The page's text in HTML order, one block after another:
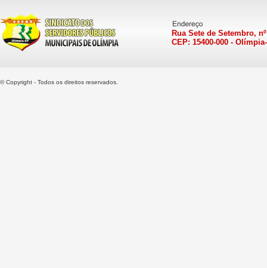
Rua Sete de Setembro,
CEP: 15400-000 -
© Copyright - Todos os direitos reservados.